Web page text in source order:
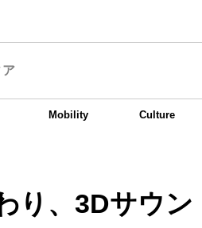
Mobility Culture
り、3Dサウ